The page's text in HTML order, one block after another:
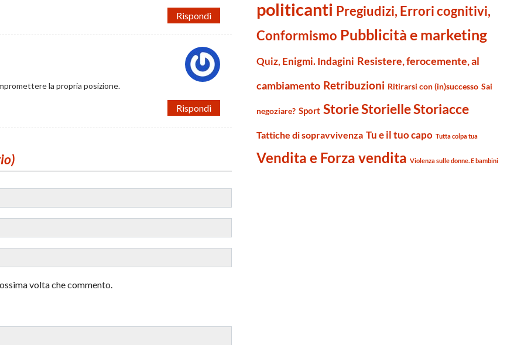
Rispondi
la propria posizione.
Rispondi
volta che commento.
politicanti Pregiudizi, Errori cognitivi,
Conformismo Pubblicità e marketing
Quiz, Enigmi. Indagini Resistere, ferocemente, al
cambiamento Retribuzioni Ritirarsi con (in)successo Sai
negoziare? Sport Storie Storielle Storiacce
Tattiche di sopravvivenza Tu e il tuo capo Tutta colpa tua
Vendita e Forza vendita Violenza sulle donne. E bambini